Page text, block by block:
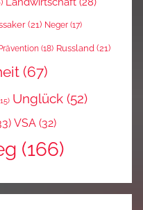
(21) Neger (17)
(18) Russland (21)
(67)
Unglück (52)
VSA (32)
(166)